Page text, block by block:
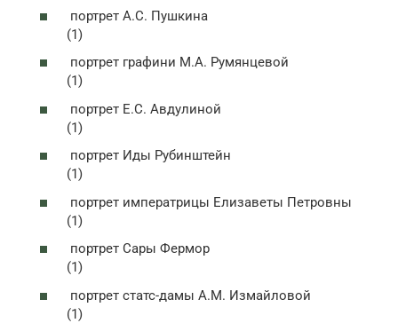
портрет А.С. Пушкина
(1)
портрет графини М.А. Румянцевой
(1)
портрет Е.С. Авдулиной
(1)
портрет Иды Рубинштейн
(1)
портрет императрицы Елизаветы Петровны
(1)
портрет Сары Фермор
(1)
портрет статс-дамы А.М. Измайловой
(1)